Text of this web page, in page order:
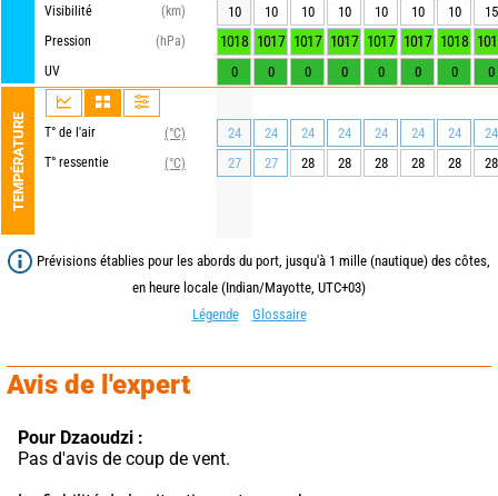
Visibilité
(km)
Pression
(hPa)
UV
TEMPÉRATURE T° de l'air
(°C)
T° ressentie
(°C)
10 10 10 10 10 10 10 15
1018 1017 1017 1017 1017 1017 1018
0 0 0 0 0 0 0 0
24 24 24 24 24 24 24
24
27
27 28 28 28 28 28 28
Prévisions établies pour les abords du port, jusqu'à 1 mille (nautique) des côtes,
en heure locale (Indian/Mayotte, UTC+03)
Légende
Glossaire
Avis de l'expert
Pour Dzaoudzi :
Pas d'avis de coup de vent.